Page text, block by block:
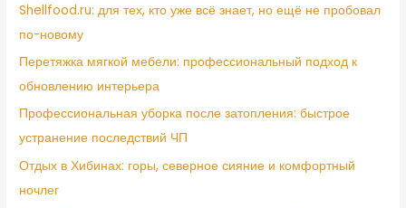
Shellfood.ru: для тех, кто уже всё знает, но ещё не пробовал
по-новому
Перетяжка мягкой мебели: профессиональный подход к
обновлению интерьера
Профессиональная уборка после затопления: быстрое
устранение последствий ЧП
Отдых в Хибинах: горы, северное сияние и комфортный
ночлег